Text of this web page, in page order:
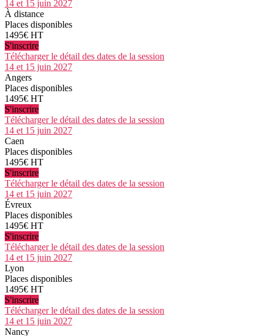
14 et 15 juin 2027
À distance
Places disponibles
1495€ HT
S'inscrire
Télécharger le détail des dates de la session
14 et 15 juin 2027
Angers
Places disponibles
1495€ HT
S'inscrire
Télécharger le détail des dates de la session
14 et 15 juin 2027
Caen
Places disponibles
1495€ HT
S'inscrire
Télécharger le détail des dates de la session
14 et 15 juin 2027
Évreux
Places disponibles
1495€ HT
S'inscrire
Télécharger le détail des dates de la session
14 et 15 juin 2027
Lyon
Places disponibles
1495€ HT
S'inscrire
Télécharger le détail des dates de la session
14 et 15 juin 2027
Nancy